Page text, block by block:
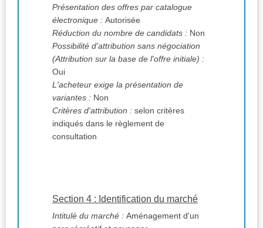
Présentation des offres par catalogue
électronique : Autorisée
Réduction du nombre de candidats : Non
Possibilité d'attribution sans négociation
(Attribution sur la base de l'offre initiale) :
Oui
L'acheteur exige la présentation de
variantes : Non
Critères d'attribution : selon critères
indiqués dans le règlement de
consultation
Section 4 : Identification du marché
Intitulé du marché : Aménagement d'un